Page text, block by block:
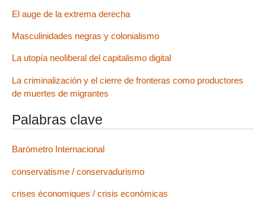
El auge de la extrema derecha
Masculinidades negras y colonialismo
La utopía neoliberal del capitalismo digital
La criminalización y el cierre de fronteras como productores
de muertes de migrantes
Palabras clave
Barómetro Internacional
conservatisme / conservadurismo
crises économiques / crisis económicas